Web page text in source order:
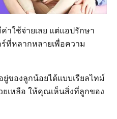
าใช้จ่ายเลย แต่แอปรักษา
ที่หลากหลายเพื่อความ
ของลูกน้อยได้แบบเรียลไทม์
เหลือ ให้คุณเห็นสิ่งที่ลูกของ